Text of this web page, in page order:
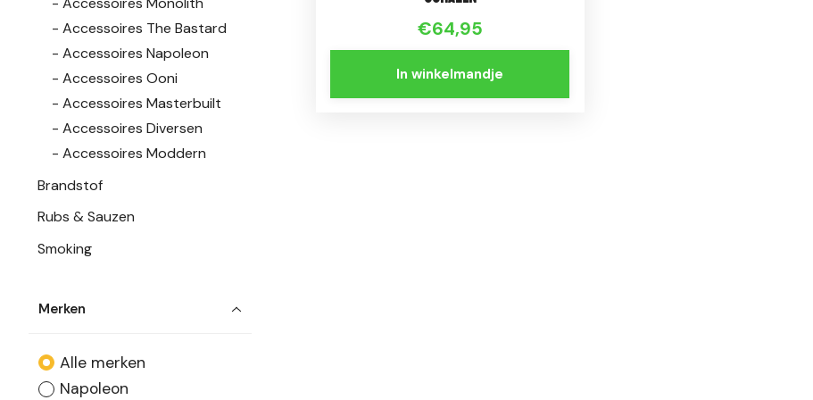
Accessoires The Bastard
Accessoires Napoleon
Accessoires Ooni
Accessoires Masterbuilt
Accessoires Diversen
Accessoires Moddern
Brandstof
Rubs & Sauzen
Smoking
Merken
Alle merken
Napoleon
€64,95
In winkelmandje